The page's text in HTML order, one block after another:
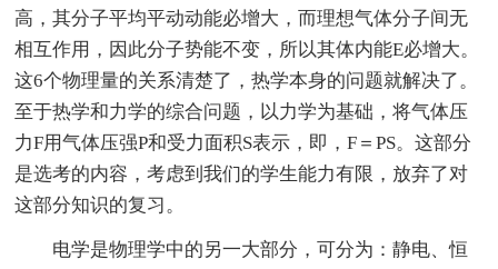
高，其分子平均平动动能必增大，而理想气体分子间无
相互作用，因此分子势能不变，所以其体内能E必增大。
这6个物理量的关系清楚了，热学本身的问题就解决了。
至于热学和力学的综合问题，以力学为基础，将气体压
力F用气体压强P和受力面积S表示，即，F＝PS。这部分
是选考的内容，考虑到我们的学生能力有限，放弃了对
这部分知识的复习。
电学是物理学中的另一大部分，可分为：静电、恒